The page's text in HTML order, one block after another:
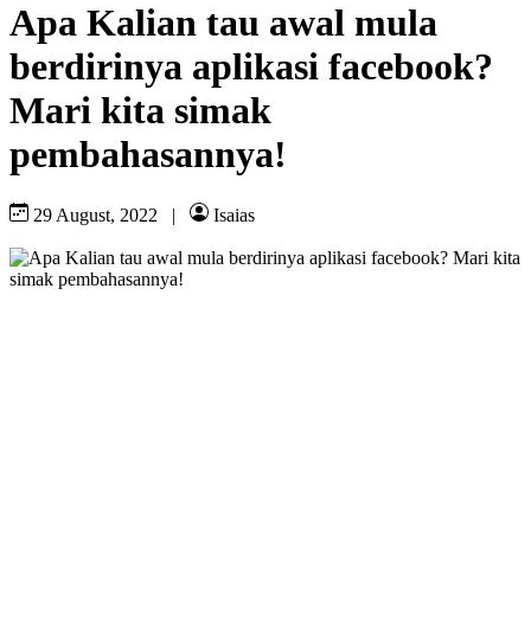
Apa Kalian tau awal mula
berdirinya aplikasi facebook?
Mari kita simak
pembahasannya!
29 August, 2022 | Isaias